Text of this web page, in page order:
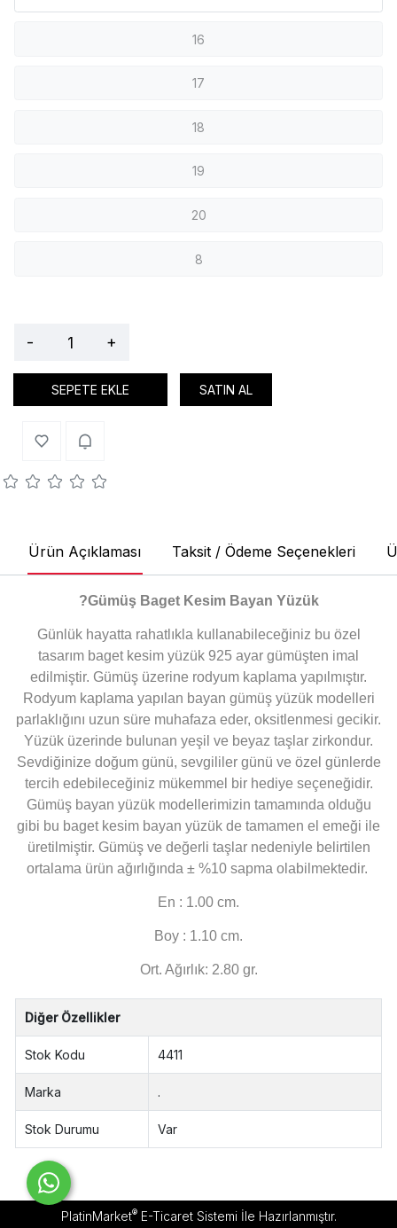
16
17
18
19
20
8
- +
SEPETE EKLE SATIN AL
Ürün Açıklaması Taksit / Ödeme Seçenekleri
?Gümüş Baget Kesim Bayan Yüzük
Günlük hayatta rahatlıkla kullanabileceğiniz bu özel
tasarım baget kesim yüzük 925 ayar gümüşten imal
edilmiştir. Gümüş üzerine rodyum kaplama yapılmıştır.
Rodyum kaplama yapılan bayan gümüş yüzük modelleri
parlaklığını uzun süre muhafaza eder, oksitlenmesi gecikir.
Yüzük üzerinde bulunan yeşil ve beyaz taşlar zirkondur.
Sevdiğinize doğum günü, sevgililer günü ve özel günlerde
tercih edebileceğiniz mükemmel bir hediye seçeneğidir.
Gümüş bayan yüzük modellerimizin tamamında olduğu
gibi bu baget kesim bayan yüzük de tamamen el emeği ile
üretilmiştir. Gümüş ve değerli taşlar nedeniyle belirtilen
ortalama ürün ağırlığında ± %10 sapma olabilmektedir.
En : 1.00 cm.
Boy : 1.10 cm.
Ort. Ağırlık: 2.80 gr.
Diğer Özellikler
Stok Kodu 4411
Marka .
Stok Durumu Var
PlatinMarket®E-Ticaret Sistemiİle Hazırlanmıştır.